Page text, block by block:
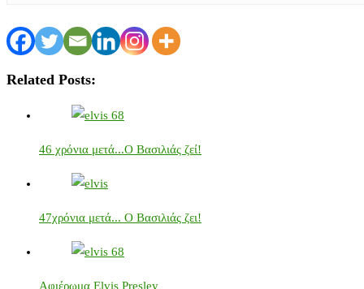
Related Posts:
46 χρόνια μετά...Ο Βασιλιάς ζεί!
47χρόνια μετά... Ο Βασιλιάς ζει!
Αφιέρωμα Elvis Presley